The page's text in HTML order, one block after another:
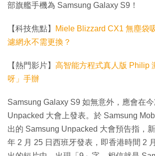
部旗艦手機為 Samsung Galaxy S9！
【科技焦點】
Miele Blizzard CX1 無塵袋
濾網永不需更換？
【熱門影片】 高智能方程式真人版 Philip
呀」手辦
Samsung Galaxy S9 如無意外，應會在
Unpacked 大會上發表。於 Samsung
出的 Samsung Unpacked 大會預告指，
年 2 月 25 日西班牙發表，即香港時間 2